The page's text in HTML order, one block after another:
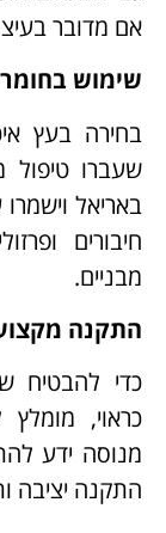
אם מדובר
שימוש
בחירה בעץ
שעברו טיפול
באריאל
חיבורים
מבניים.
התקנה
כדי להבטיח
כראוי, מומלץ
מנוסה ידע
התקנה יציבה